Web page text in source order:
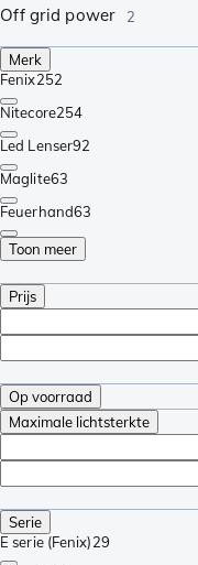
Off grid power 2
Merk
Fenix252
Nitecore254
Led Lenser92
Maglite63
Feuerhand63
Toon meer
Prijs
Op voorraad
Maximale lichtsterkte
Serie
E serie (Fenix)29